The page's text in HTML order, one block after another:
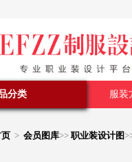
分类 服装
> 会员图库>> 职业装设计图